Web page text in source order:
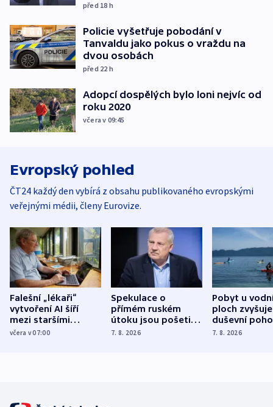
před 18 h
Policie vyšetřuje pobodání v
Tanvaldu jako pokus o vraždu na
dvou osobách
před 22 h
Adopcí dospělých bylo loni nejvíc od
roku 2020
včera v 09:45
Evropský pohled
ČT24 každý den vybírá z obsahu publikovaného evropskými
veřejnými médii, členy Eurovize.
Falešní „lékaři“
vytvoření AI šíří
mezi staršími
Poláky nebezpečné
včera v 07:00
Spekulace o
přímém ruském
útoku jsou pošetilé,
míní estonský
7. 8. 2026
Pobyt u
ploch zvyšuje
duševní
ukázala
7. 8. 2026